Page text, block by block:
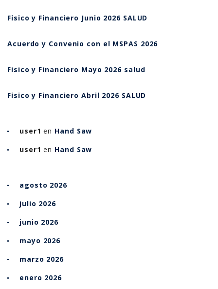
Fisico y Financiero Junio 2026 SALUD
Acuerdo y Convenio con el MSPAS 2026
Fisico y Financiero Mayo 2026 salud
Fisico y Financiero Abril 2026 SALUD
user1 en Hand Saw
user1 en Hand Saw
agosto 2026
julio 2026
junio 2026
mayo 2026
marzo 2026
enero 2026